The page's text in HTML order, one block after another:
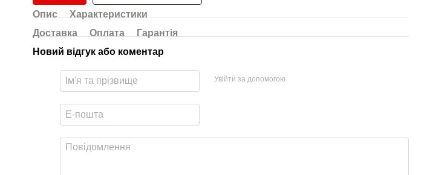
Опис
Характеристики
Доставка
Оплата
Гарантія
Новий відгук або коментар
Увійти за допомогою